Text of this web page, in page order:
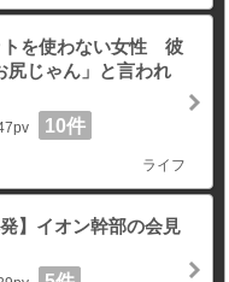
トを使わない女性 彼
尻じゃん」と言われ
10件
ライフ
】イオン幹部の会見